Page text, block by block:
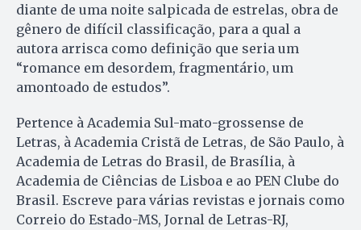
diante de uma noite salpicada de estrelas, obra de
gênero de difícil classificação, para a qual a
autora arrisca como definição que seria um
“romance em desordem, fragmentário, um
amontoado de estudos”.
Pertence à Academia Sul-mato-grossense de
Letras, à Academia Cristã de Letras, de São Paulo, à
Academia de Letras do Brasil, de Brasília, à
Academia de Ciências de Lisboa e ao PEN Clube do
Brasil. Escreve para várias revistas e jornais como
Correio do Estado-MS, Jornal de Letras-RJ,